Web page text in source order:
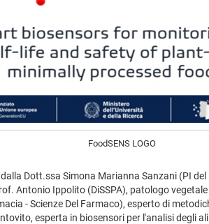
FoodSENS LOGO
Dott.ssa Simona Marianna Sanzani (PI
Antonio Ippolito (DiSSPA), patologo
- Scienze Del Farmaco), esperto di
esperta in biosensori per l'analisi degli